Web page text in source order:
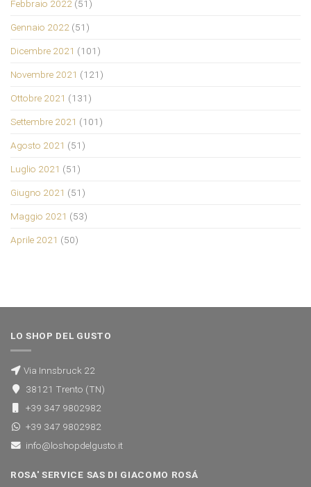
Febbraio 2022 (51)
Gennaio 2022 (51)
Dicembre 2021 (101)
Novembre 2021 (121)
Ottobre 2021 (131)
Settembre 2021 (101)
Agosto 2021 (51)
Luglio 2021 (51)
Giugno 2021 (51)
Maggio 2021 (53)
Aprile 2021 (50)
LO SHOP DEL GUSTO
Via Innsbruck 22
38121 Trento (TN)
+39 347 9802982
+39 347 9802982
info@loshopdelgusto.it
ROSA' SERVICE SAS DI GIACOMO ROSÁ